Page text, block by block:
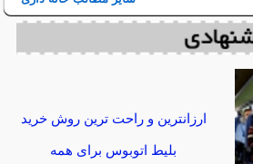
ارزانترین و راحت ترین روش خرید
بلیط اتوبوس برای همه